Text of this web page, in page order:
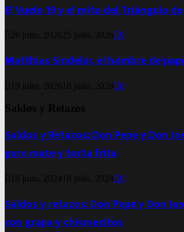
El Vuelo 19 y el mito del Triángulo
26 julio, 2026 25 julio, 2026 0
Matthias Sindelar, el hombre de
19 julio, 2026 18 julio, 2026 0
Saldos y Retazos
Saldos y Retazos: Don Pepe y Don
puro mate y torta frita
18 julio, 2024 18 julio, 2024 0
Saldos y retazos: Don Pepe y Don
con grapa y chismecitos